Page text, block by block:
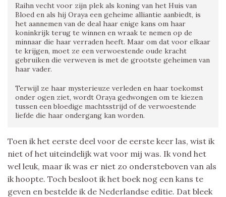
Raihn vecht voor zijn plek als koning van het Huis van
Bloed en als hij Oraya een geheime alliantie aanbiedt, is
het aannemen van de deal haar enige kans om haar
koninkrijk terug te winnen en wraak te nemen op de
minnaar die haar verraden heeft. Maar om dat voor elkaar
te krijgen, moet ze een verwoestende oude kracht
gebruiken die verweven is met de grootste geheimen van
haar vader.
Terwijl ze haar mysterieuze verleden en haar toekomst
onder ogen ziet, wordt Oraya gedwongen om te kiezen
tussen een bloedige machtsstrijd of de verwoestende
liefde die haar ondergang kan worden.
Toen ik het eerste deel voor de eerste keer las, wist ik
niet of het uiteindelijk wat voor mij was. Ik vond het
wel leuk, maar ik was er niet zo ondersteboven van als
ik hoopte. Toch besloot ik het boek nog een kans te
geven en bestelde ik de Nederlandse editie. Dat bleek